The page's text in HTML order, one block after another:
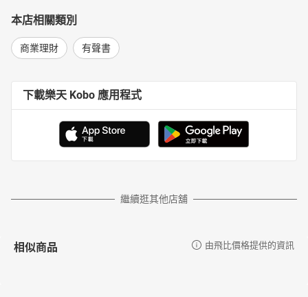
本店相關類別
商業理財 有聲書
下載樂天 Kobo 應用程式
繼續逛其他店舖
相似商品 由飛比價格提供的資訊